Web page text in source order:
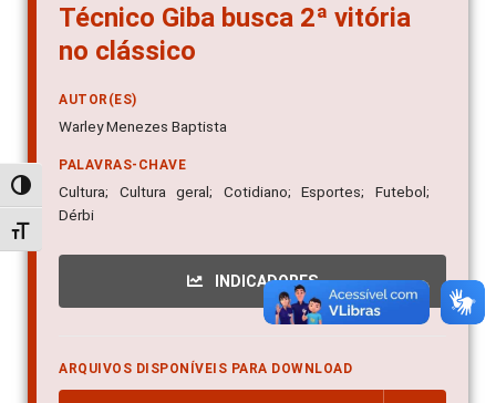
Alternar alto contraste
Alternar tamanho da fonte
Técnico Giba busca 2ª vitória
no clássico
AUTOR(ES)
Warley Menezes Baptista
PALAVRAS-CHAVE
Cultura; Cultura geral; Cotidiano; Esportes; Futebol;
Dérbi
INDICADORES
ARQUIVOS DISPONÍVEIS PARA DOWNLOAD